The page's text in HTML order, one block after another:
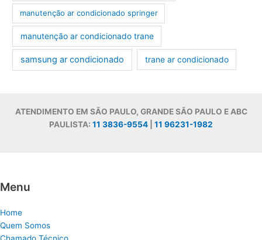
manutenção ar condicionado springer
manutenção ar condicionado trane
samsung ar condicionado trane ar condicionado
ATENDIMENTO EM SÃO PAULO, GRANDE SÃO PAULO E ABC
PAULISTA: 11 3836-9554 11 96231-1982
Menu
Home
Quem Somos
Chamado Técnico